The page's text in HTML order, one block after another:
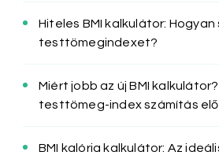
Hiteles BMI kalkulátor:
testtömegindexet?
Miért jobb az új BMI
testtömeg-index számítás
BMI kalória kalkulátor: Az